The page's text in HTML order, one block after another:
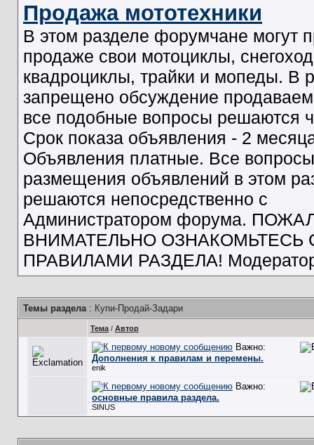
Продажа мототехники
В этом разделе форумчане могут
продаже свои мотоциклы,
квадроциклы, трайки и мопеды. В
запрещено обсуждение
все подобные вопросы решаются
Срок показа объявления - 2
Объявления платные. Все вопросы
размещения объявлений в этом
решаются непосредственно с
Администратором форума.
ВНИМАТЕЛЬНО ОЗНАКОМЬТЕСЬ
ПРАВИЛАМИ РАЗДЕЛА!
Темы раздела: Купи-Продай-Задари
Тема / Автор
Важно:
Дополнения к правилам и перемены.
enik
Важно:
основные правила раздела.
SINUS